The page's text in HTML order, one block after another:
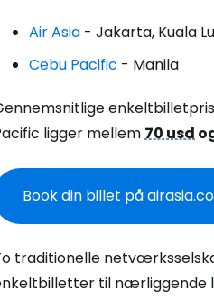
Air Asia - Jakarta, Kuala
Cebu Pacific - Manila
ligger mellem70 usd
Book din billet på
traditionelle
til nærliggende